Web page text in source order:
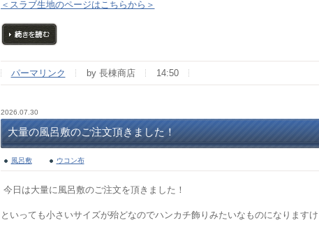
＜スラブ生地のページはこちらから＞
パーマリンク
by 長棟商店 14:50
2026.07.30
大量の風呂敷のご注文頂きました！
風呂敷 ウコン布
今日は大量に風呂敷のご注文を頂きました！
といっても小さいサイズが殆どなのでハンカチ飾りみたいなものになります